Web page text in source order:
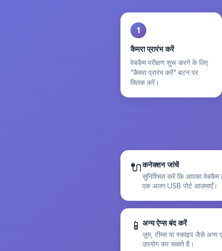
1
कैमरा प्रारंभ करें
वेबकैम परीक्षण शुरू करने के लिए
"कैमरा प्रारंभ करें" बटन पर
क्लिक करें।
🔌कनेक्शन जांचें
सुनिश्चित करें कि आपका वेबकैम
एक अलग USB पोर्ट आज़माएँ।
📱 अन्य ऐप्स बंद करें
ज़ूम, टीम्स या स्काइप जैसे
उपयोग कर सकते हैं।